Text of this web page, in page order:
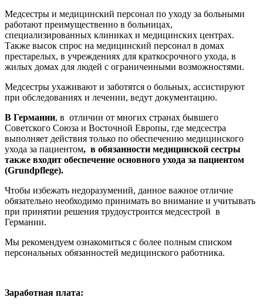
Медсестры и медицинский персонал по уходу за больными
работают преимущественно в больницах,
специализированных клиниках и медицинских центрах.
Также высок спрос на медицинский персонал в домах
престарелых, в учреждениях для краткосрочного ухода, в
жилых домах для людей с ограниченными возможностями.
Медсестры ухаживают и заботятся о больных, ассистируют
при обследованиях и лечении, ведут документацию.
В Германии, в отличии от многих странах бывшего
Советского Союза и Восточной Европы, где медсестра
выполняет действия только по обеспечению медицинского
ухода за пациентом, в обязанности медицинской сестры
также входит обеспечение основного ухода за пациентом
(Grundpflege).
Чтобы избежать недоразумений, данное важное отличие
обязательно необходимо принимать во внимание и учитывать
при принятии решения трудоустроится медсестрой в
Германии.
Мы рекомендуем ознакомиться с более полным списком
персональных обязанностей медицинского работника.
Заработная плата: